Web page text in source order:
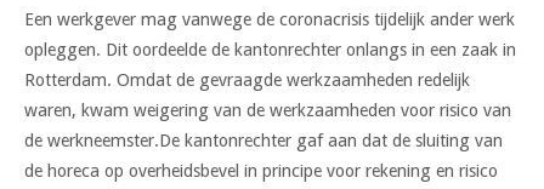
Een werkgever mag vanwege de coronacrisis tijdelijk ander werk
opleggen. Dit oordeelde de kantonrechter onlangs in een zaak in
Rotterdam. Omdat de gevraagde werkzaamheden redelijk
waren, kwam weigering van de werkzaamheden voor risico van
de werkneemster.De kantonrechter gaf aan dat de sluiting van
de horeca op overheidsbevel in principe voor rekening en risico